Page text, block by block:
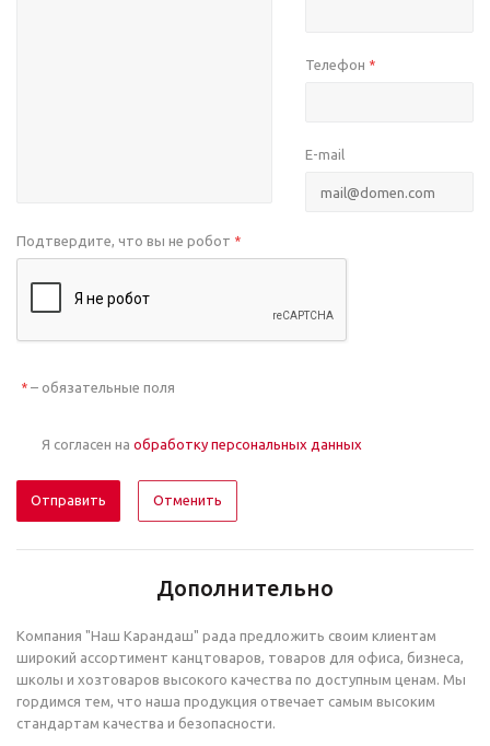
Телефон *
E-mail
Подтвердите, что вы не робот *
* – обязательные поля
Я согласен на обработку персональных данных
Отменить
Дополнительно
Компания "Наш Карандаш" рада предложить своим клиентам
широкий ассортимент канцтоваров, товаров для офиса, бизнеса,
школы и хозтоваров высокого качества по доступным ценам. Мы
гордимся тем, что наша продукция отвечает самым высоким
стандартам качества и безопасности.